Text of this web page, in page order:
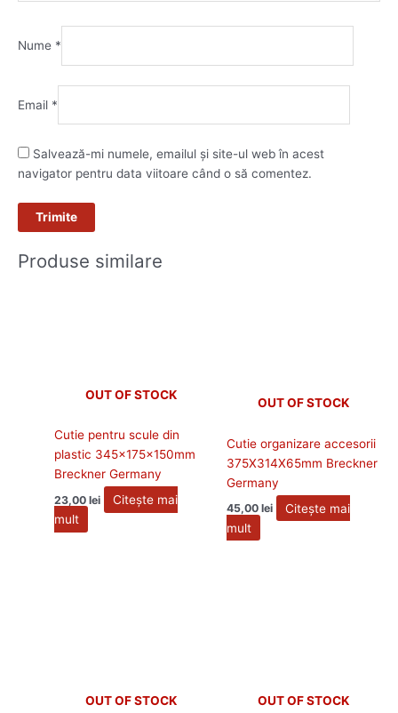
Nume *
Email *
Salvează-mi numele, emailul și site-ul web în acest
navigator pentru data viitoare când o să comentez.
Produse similare
OUT OF STOCK
Cutie pentru scule din
plastic 345x175x150mm
Breckner Germany
23,00lei
Citește mai
mult
OUT OF STOCK
Cutie organizare accesorii
375X314X65mm Breckner
Germany
45,00 lei
Citește mai
mult
OUT OF STOCK OUT OF STOCK